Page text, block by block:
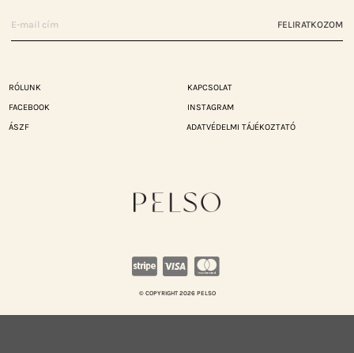
FELIRATKOZOM
RÓLUNK
KAPCSOLAT
FACEBOOK
INSTAGRAM
ÁSZF
ADATVÉDELMI TÁJÉKOZTATÓ
© COPYRIGHT 2026 PELSO